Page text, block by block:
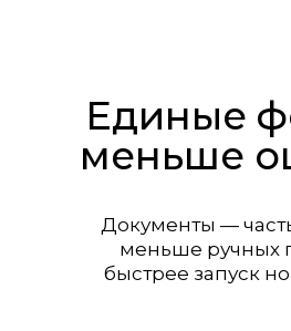
Документы —
меньше ручных
быстрее запуск
Единые
меньше